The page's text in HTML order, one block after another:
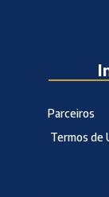
Parceiros
Termos de